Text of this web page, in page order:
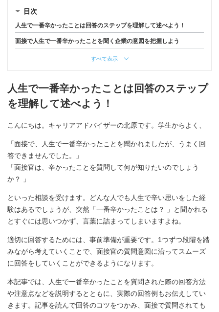
目次
人生で一番辛かったことは回答のステップを理解して述べよう！
面接で人生で一番辛かったことを聞く企業の意図を把握しよう
すべて表示
人生で一番辛かったことは回答のステップ
を理解して述べよう！
こんにちは。キャリアアドバイザーの北原です。学生からよく、
「面接で、人生で一番辛かったことを聞かれましたが、うまく回
答できませんでした。」
「面接官は、辛かったことを質問して何が知りたいのでしょう
か？ 」
といった相談を受けます。どんな人でも人生で辛い思いをした経
験はあるでしょうが、突然「一番辛かったことは？ 」と聞かれる
とすぐには思いつかず、言葉に詰まってしまいますよね。
適切に回答するためには、事前準備が重要です。1つずつ段階を踏
みながら考えていくことで、面接官の質問意図に沿ってスムーズ
に回答をしていくことができるようになります。
本記事では、人生で一番辛かったことを質問された際の回答方法
や注意点などを説明するとともに、実際の回答例もお伝えしてい
きます。記事を読んで回答のコツをつかみ、面接で質問されても